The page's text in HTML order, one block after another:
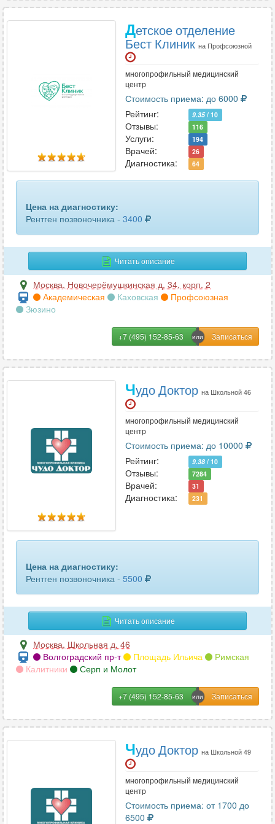
Детское отделение
Бест Клиник на Профсоюзной
многопрофильный медицинский
центр
Стоимость приема: до 6000
Рейтинг:
9.35/ 10
Отзывы: 116
Услуги: 194
Врачей: 26
Диагностика: 64
Цена на диагностику:
Рентген позвоночника - 3400
Читать описание
Москва, Новочерёмушкинская д. 34, корп. 2
Академическая
Каховская
Профсоюзная
Зюзино
+7 (495) 152-85-63
Чудо Доктор на Школьной 46
многопрофильный медицинский
центр
Стоимость приема: до 10000
Рейтинг:
9.38 / 10
Отзывы: 7284
Врачей: 31
Диагностика: 231
Цена на диагностику:
Рентген позвоночника - 5500
Читать описание
Москва, Школьная д. 46
Волгоградский пр-т
Площадь Ильича
Римская
Калитники
Серп и Молот
+7 (495) 152-85-63
Чудо Доктор на Школьной 49
многопрофильный медицинский
центр
Стоимость приема: от 1700 до
6500